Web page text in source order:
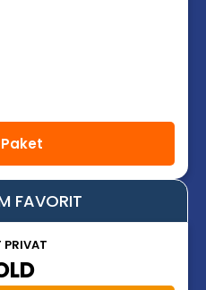
FAVORIT
PRIVAT